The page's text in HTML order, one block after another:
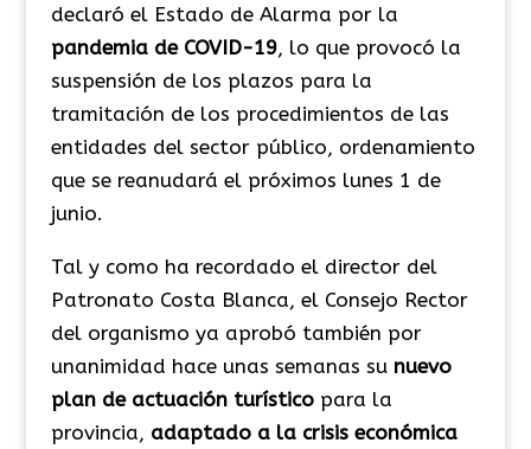
declaró el Estado de Alarma por la
pandemia de COVID-19, lo que provocó la
suspensión de los plazos para la
tramitación de los procedimientos de las
entidades del sector público, ordenamiento
que se reanudará el próximos lunes 1 de
junio.
Tal y como ha recordado el director del
Patronato Costa Blanca, el Consejo Rector
del organismo ya aprobó también por
unanimidad hace unas semanas su nuevo
plan de actuación turísticopara la
provincia, adaptado a la crisis económica